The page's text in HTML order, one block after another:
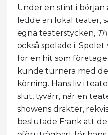
Under en stint i början
ledde en lokal teater,
egna teaterstycken,
också spelade i.
för en hit som
kunde turnera med
körning. Hans liv i
slut, tyvärr, när en
showens dräkter,
beslutade Frank att